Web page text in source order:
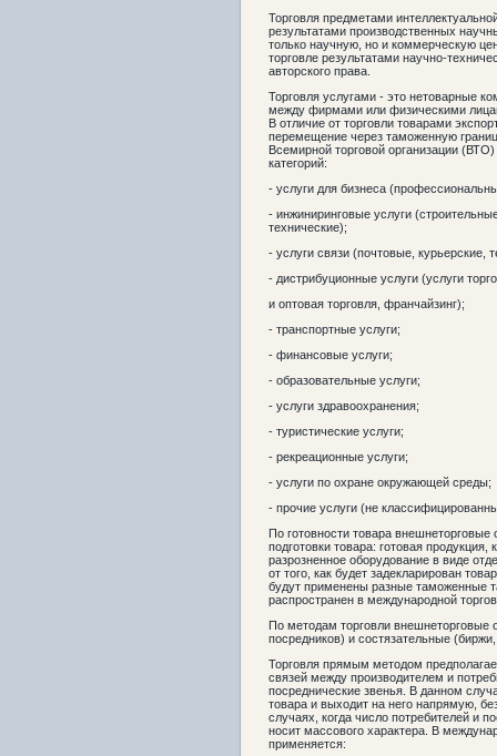
Торговля предметами
результатами производственных
только научную, но и коммерческую
торговле результатами научно-
авторского права.
Торговля услугами - это нетоварные
между фирмами или физическими
В отличие от торговли товарами
перемещение через таможенную
Всемирной торговой организации
категорий:
- услуги для бизнеса
- инжиниринговые услуги
технические);
- услуги связи (почтовые, курьерские,
- дистрибуционные услуги (услуги
и оптовая торговля, франчайзинг);
- транспортные услуги;
- финансовые услуги;
- образовательные услуги;
- услуги здравоохранения;
- туристические услуги;
- рекреационные услуги;
- услуги по охране окружающей среды;
- прочие услуги (не
По готовности товара
подготовки товара: готовая
разрозненное оборудование в виде
от того, как будет задекларирован
будут применены разные таможенные
распространен в международной
По методам торговли внешнеторговые
посредников) и состязательные
Торговля прямым методом
связей между производителем и
посреднические звенья. В данном
товара и выходит на него напрямую,
случаях, когда число потребителей и
носит массового характера. В
применяется: